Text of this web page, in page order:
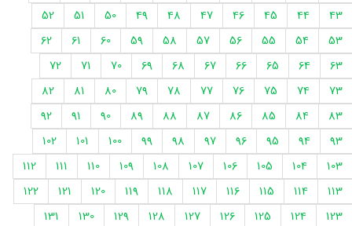
43
44
45
46
47
48
49
50
51
52
53
54
55
56
57
58
59
60
61
62
63
64
65
66
67
68
69
70
71
72
73
74
75
76
77
78
79
80
81
82
83
84
85
86
87
88
89
90
91
92
93
94
95
96
97
98
99
100
101
102
103
104
105
106
107
108
109
110
111
112
113
114
115
116
117
118
119
120
121
122
123
124
125
126
127
128
129
130
131